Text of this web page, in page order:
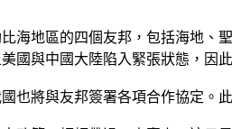
海地區的四個友邦，包括海地、
國與中國大陸陷入緊張狀態，因
將與友邦簽署各項合作協定。